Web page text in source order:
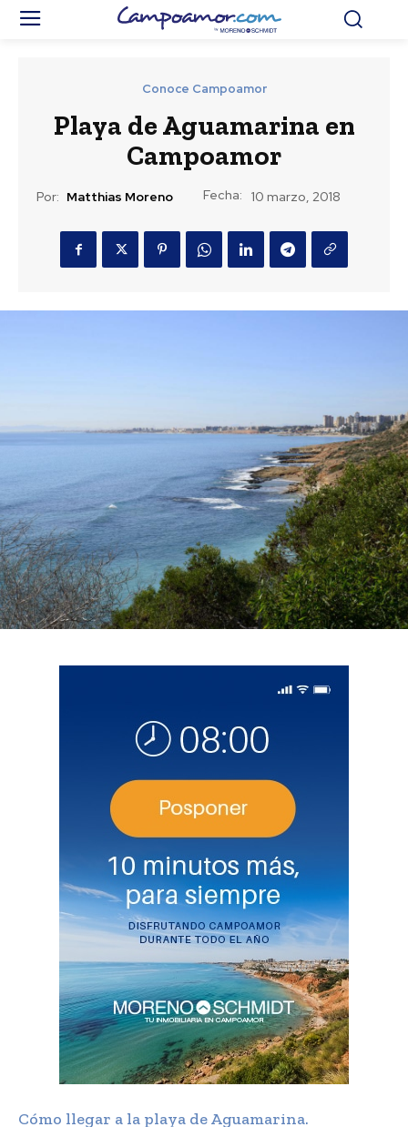
Conoce Campoamor
Playa de Aguamarina en
Campoamor
Por: Matthias Moreno Fecha: 10 marzo, 2018
Cómo llegar a la playa de Aguamarina.